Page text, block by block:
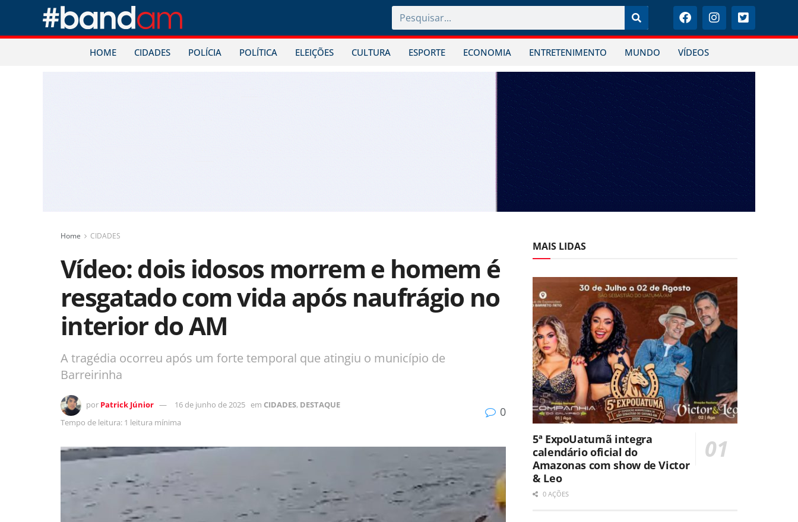
HOME CIDADES POLÍCIA POLÍTICA ELEIÇÕES CULTURA ESPORTE ECONOMIA ENTRETENIMENTO MUNDO VÍDEOS
Home CIDADES
Vídeo: dois idosos morrem e homem é
resgatado com vida após naufrágio no
interior do AM
A tragédia ocorreu após um forte temporal que atingiu o município de
Barreirinha
por Patrick Júnior 16 de junho de 2025 em CIDADES, DESTAQUE
Tempo de leitura: 1 leitura mínima
0
MAIS LIDAS
5ª ExpoUatumã integra
calendário oficial do
Amazonas com show de Victor
& Leo
0 AÇÕES